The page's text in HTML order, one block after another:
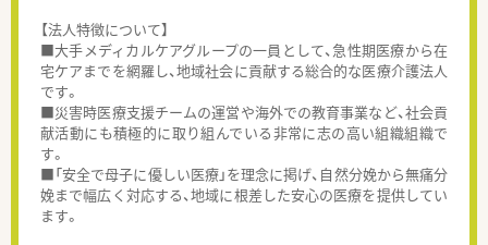
【法人特徴について】
■大手メディカルケアグループの一員として、急性期医療から在
宅ケアまでを網羅し、地域社会に貢献する総合的な医療介護法人
です。
■災害時医療支援チームの運営や海外での教育事業など、社会貢
献活動にも積極的に取り組んでいる非常に志の高い組織組織で
す。
■「安全で母子に優しい医療」を理念に掲げ、自然分娩から無痛分
娩まで幅広く対応する、地域に根差した安心の医療を提供してい
ます。